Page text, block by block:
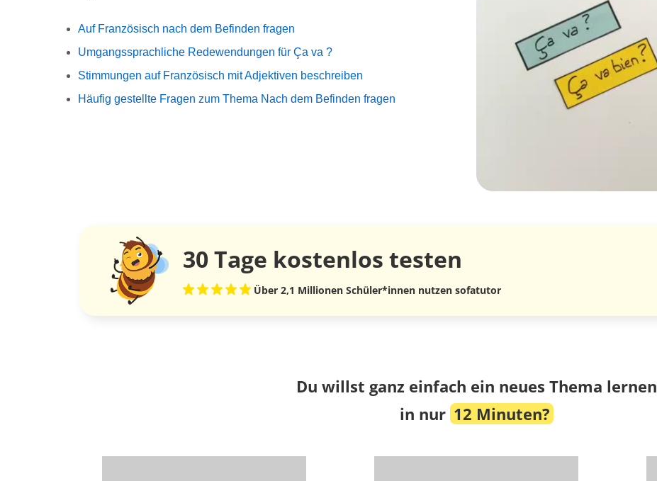
Auf Französisch nach dem Befinden fragen
Umgangssprachliche Redewendungen für Ça va ?
Stimmungen auf Französisch mit Adjektiven beschreiben
Häufig gestellte Fragen zum Thema Nach dem Befinden fragen
30 Tage kostenlos testen
Über 2,1 Millionen Schüler*innen nutzen sofatutor
Du willst ganz einfach ein neues Thema lernen
in nur 12 Minuten?